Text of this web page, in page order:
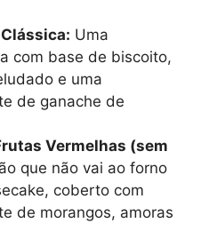
Uma
com base de biscoito,
e uma
de ganache de
Vermelhas (sem
que não vai ao forno
coberto com
de morangos, amoras